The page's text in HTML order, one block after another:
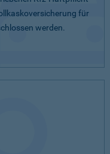
für
werden.